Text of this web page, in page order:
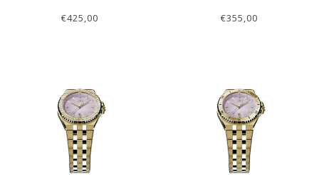
€425,00 €355,00